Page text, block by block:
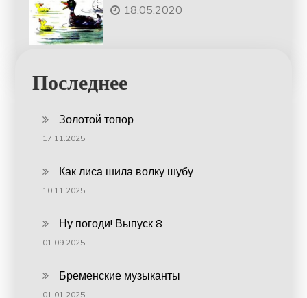
18.05.2020
Последнее
Золотой топор
17.11.2025
Как лиса шила волку шубу
10.11.2025
Ну погоди! Выпуск 8
01.09.2025
Бременские музыканты
01.01.2025